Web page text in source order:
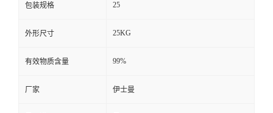
包装规格 25
外形尺寸 25KG
有效物质含量 99%
厂家 伊士曼